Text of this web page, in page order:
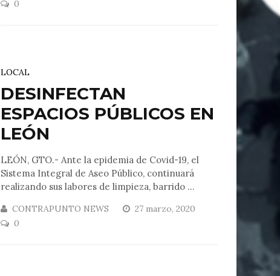
0
LOCAL
DESINFECTAN
ESPACIOS PÚBLICOS EN
LEÓN
LEÓN, GTO.- Ante la epidemia de Covid-19, el
Sistema Integral de Aseo Público, continuará
realizando sus labores de limpieza, barrido ...
CONTRAPUNTO NEWS
27 marzo, 2020
0